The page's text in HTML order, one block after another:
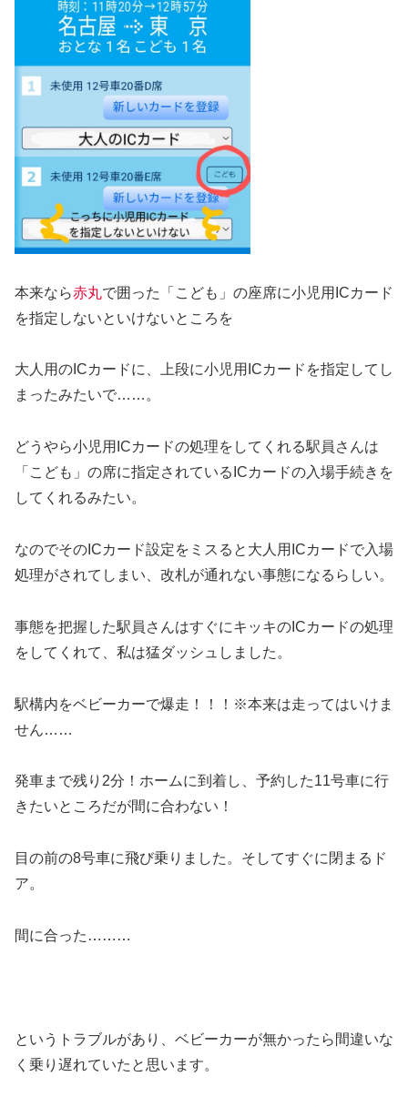
本来なら赤丸で囲った「こども」の座席に小児用ICカード
を指定しないといけないところを
大人用のICカードに、上段に小児用ICカードを指定してし
まったみたいで……。
どうやら小児用ICカードの処理をしてくれる駅員さんは
「こども」の席に指定されているICカードの入場手続きを
してくれるみたい。
なのでそのICカード設定をミスると大人用ICカードで入場
処理がされてしまい、改札が通れない事態になるらしい。
事態を把握した駅員さんはすぐにキッキのICカードの処理
をしてくれて、私は猛ダッシュしました。
駅構内をベビーカーで爆走！！！※本来は走ってはいけま
せん……
発車まで残り2分！ホームに到着し、予約した11号車に行
きたいところだが間に合わない！
目の前の8号車に飛び乗りました。そしてすぐに閉まるド
ア。
間に合った………
というトラブルがあり、ベビーカーが無かったら間違いな
く乗り遅れていたと思います。